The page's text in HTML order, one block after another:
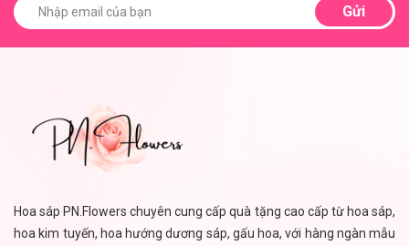
Gửi
Hoa sáp PN.Flowers chuyên cung cấp quà tặng cao cấp từ hoa sáp,
hoa kim tuyến, hoa hướng dương sáp, gấu hoa, với hàng ngàn mẫu